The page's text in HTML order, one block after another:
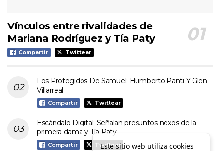
Vínculos entre rivalidades de
Mariana Rodríguez y Tía Paty
Compartir Twittear
Los Protegidos De Samuel: Humberto Panti Y Glen
Villarreal
Compartir Twittear
Escándalo Digital: Señalan presuntos nexos de la
primera dama y Tía Paty
Compartir Twittear
Este sitio web utiliza cookies